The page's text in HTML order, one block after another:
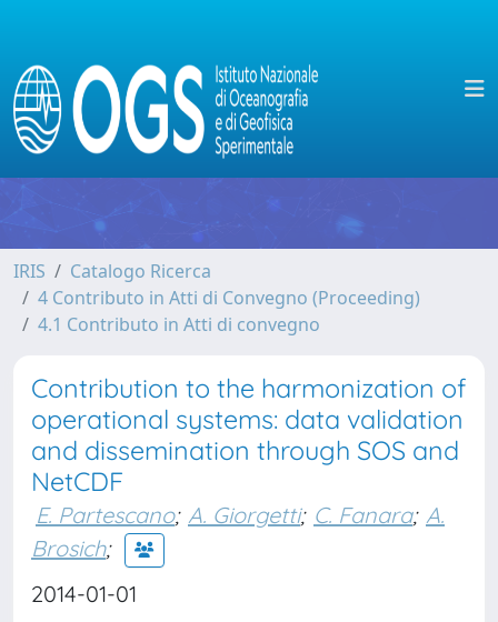
IRIS
Catalogo Ricerca
4 Contributo in Atti di Convegno (Proceeding)
4.1 Contributo in Atti di convegno
Contribution to the harmonization of
operational systems: data validation
and dissemination through SOS and
NetCDF
E. Partescano; A. Giorgetti; C. Fanara; A.
Brosich;
2014-01-01